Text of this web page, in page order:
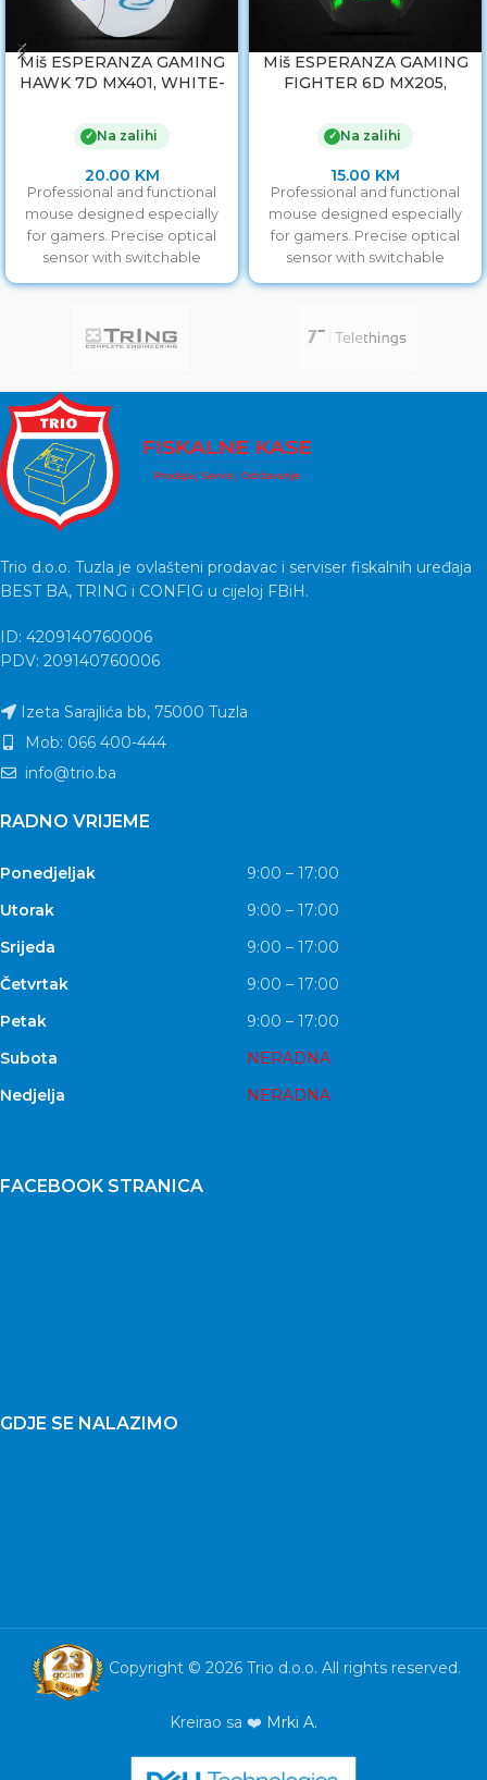
Miš ESPERANZA GAMING
HAWK 7D MX401, WHITE-
click, ergonomic,
EGM401WB
✓ Na zalihi
20.00 KM
Professional and functional
mouse designed especially
for gamers. Precise optical
sensor with switchable
resolution of
Miš ESPERANZA GAMING
FIGHTER 6D MX205,
ergonomic, EGM205G
✓ Na zalihi
15.00 KM
Professional and functional
mouse designed especially
for gamers. Precise optical
sensor with switchable
resolution of
Trio d.o.o. Tuzla je ovlašteni prodavac i serviser fiskalnih uređaja
BEST BA, TRING i CONFIG u cijeloj FBiH.
ID: 4209140760006
PDV: 209140760006
Izeta Sarajlića bb, 75000 Tuzla
Mob: 066 400-444
info@trio.ba
RADNO VRIJEME
Ponedjeljak
9:00 – 17:00
Utorak
9:00 – 17:00
Srijeda
9:00 – 17:00
Četvrtak
9:00 – 17:00
Petak
9:00 – 17:00
Subota
NERADNA
Nedjelja
NERADNA
FACEBOOK STRANICA
GDJE SE NALAZIMO
Copyright © 2026 Trio d.o.o. All rights reserved.
Kreirao sa ❤️ Mrki A.